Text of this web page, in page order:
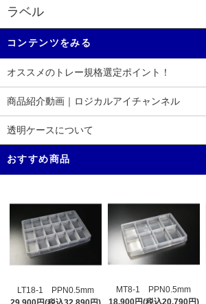
ラベル
コンテンツをみる
オススメのトレー規格選定ポイント！
商品紹介動画｜ロジカルアイチャンネル
透明ケースについて
おすすめ商品
LT18-1 PPN0.5mm
MT8-1 PPN0.5mm